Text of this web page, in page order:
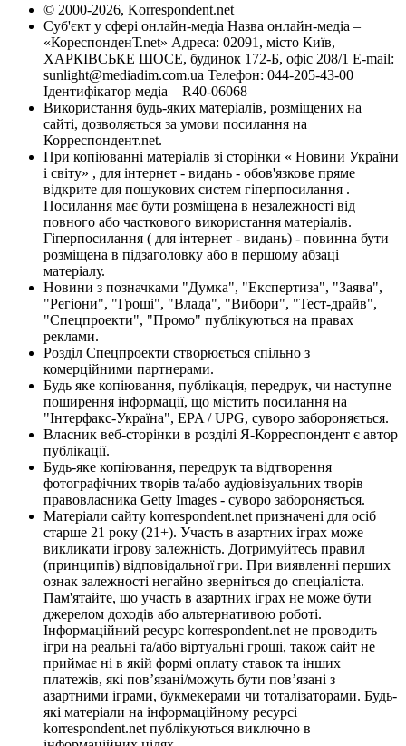
© 2000-2026, Korrespondent.net
Суб'єкт у сфері онлайн-медіа Назва онлайн-медіа –
«КореспонденТ.net» Адреса: 02091, місто Київ,
ХАРКІВСЬКЕ ШОСЕ, будинок 172-Б, офіс 208/1 E-mail:
sunlight@mediadim.com.ua Телефон: 044-205-43-00
Ідентифікатор медіа – R40-06068
Використання будь-яких матеріалів, розміщених на
сайті, дозволяється за умови посилання на
Корреспондент.net.
При копіюванні матеріалів зі сторінки « Новини України
і світу» , для інтернет - видань - обов'язкове пряме
відкрите для пошукових систем гіперпосилання .
Посилання має бути розміщена в незалежності від
повного або часткового використання матеріалів.
Гіперпосилання ( для інтернет - видань) - повинна бути
розміщена в підзаголовку або в першому абзаці
матеріалу.
Новини з позначками "Думка", "Експертиза", "Заява",
"Регіони", "Гроші", "Влада", "Вибори", "Тест-драйв",
"Спецпроекти", "Промо" публікуються на правах
реклами.
Розділ Спецпроекти створюється спільно з
комерційними партнерами.
Будь яке копіювання, публікація, передрук, чи наступне
поширення інформації, що містить посилання на
"Інтерфакс-Україна", EPA / UPG, суворо забороняється.
Власник веб-сторінки в розділі Я-Корреспондент є автор
публікації.
Будь-яке копіювання, передрук та відтворення
фотографічних творів та/або аудіовізуальних творів
правовласника Getty Images - суворо забороняється.
Матеріали сайту korrespondent.net призначені для осіб
старше 21 року (21+). Участь в азартних іграх може
викликати ігрову залежність. Дотримуйтесь правил
(принципів) відповідальної гри. При виявленні перших
ознак залежності негайно зверніться до спеціаліста.
Пам'ятайте, що участь в азартних іграх не може бути
джерелом доходів або альтернативою роботі.
Інформаційний ресурс korrespondent.net не проводить
ігри на реальні та/або віртуальні гроші, також сайт не
приймає ні в якій формі оплату ставок та інших
платежів, які пов’язані/можуть бути пов’язані з
азартними іграми, букмекерами чи тоталізаторами. Будь-
які матеріали на інформаційному ресурсі
korrespondent.net публікуються виключно в